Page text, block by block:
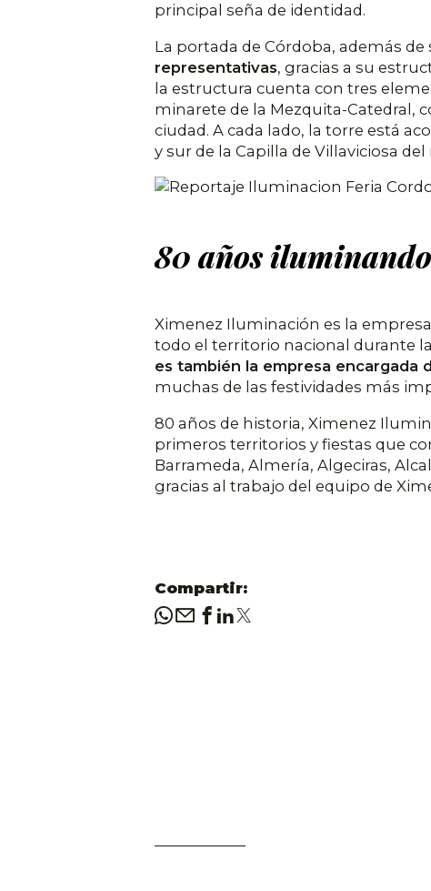
principal seña de identidad.
La portada de Córdoba, además
representativas, gracias a su
la estructura cuenta con tres
minarete de la Mezquita-Catedral,
ciudad. A cada lado, la torre está
y sur de la Capilla de Villaviciosa
80 años
Ximenez Iluminación es la
todo el territorio nacional durante
es también la empresa encargada
muchas de las festividades más
80 años de historia, Ximenez
primeros territorios y fiestas que
Barrameda, Almería, Algeciras,
gracias al trabajo del equipo de
Compartir: